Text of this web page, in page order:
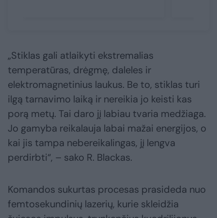
„Stiklas gali atlaikyti ekstremalias
temperatūras, drėgmę, daleles ir
elektromagnetinius laukus. Be to, stiklas turi
ilgą tarnavimo laiką ir nereikia jo keisti kas
porą metų. Tai daro jį labiau tvaria medžiaga.
Jo gamyba reikalauja labai mažai energijos, o
kai jis tampa nebereikalingas, jį lengva
perdirbti“, – sako R. Blackas.
Komandos sukurtas procesas prasideda nuo
femtosekundinių lazerių, kurie skleidžia